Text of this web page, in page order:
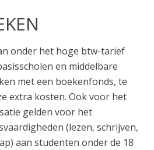
onder het hoge btw-tarief
en middelbare
met een boekenfonds, te
extra kosten. Ook voor het
gelden voor het
(lezen, schrijven,
aan studenten onder de 18